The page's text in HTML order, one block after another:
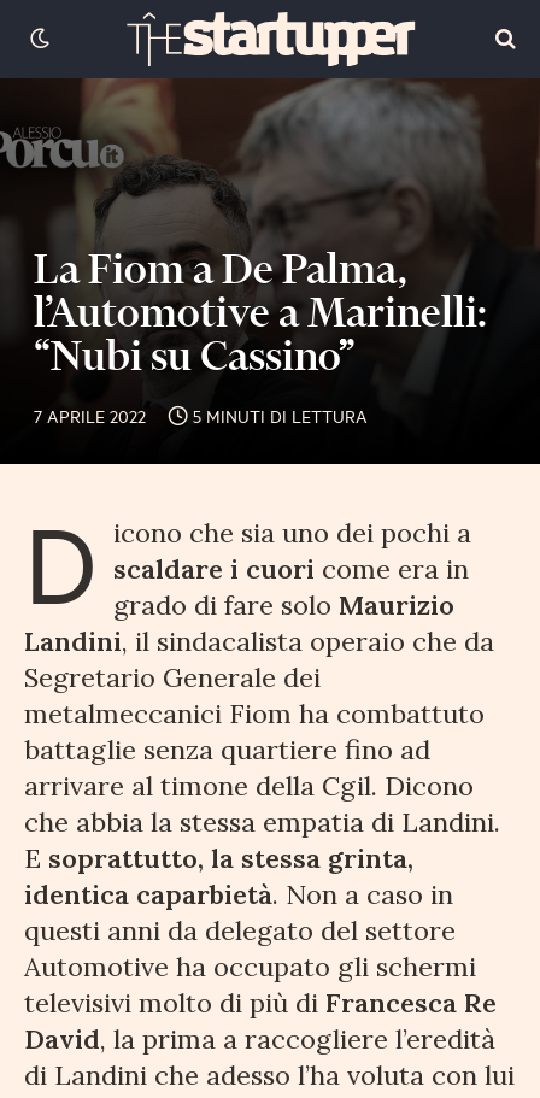
La Fiom a De Palma,
l’Automotive a Marinelli:
“Nubi su Cassino”
7 APRILE 2022 5 MINUTI DI LETTURA
D
icono che sia uno dei pochi a
scaldare i cuori come era in
grado di fare solo Maurizio
Landini, il sindacalista operaio che da
Segretario Generale dei
metalmeccanici Fiom ha combattuto
battaglie senza quartiere fino ad
arrivare al timone della Cgil. Dicono
che abbia la stessa empatia di Landini.
E soprattutto, la stessa grinta,
identica caparbietà. Non a caso in
questi anni da delegato del settore
Automotive ha occupato gli schermi
televisivi molto di più di Francesca Re
David, la prima a raccogliere l’eredità
di Landini che adesso l’ha voluta con lui